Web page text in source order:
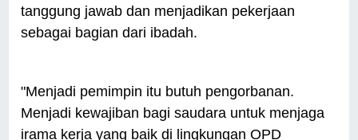
tanggung jawab dan menjadikan pekerjaan
sebagai bagian dari ibadah.
"Menjadi pemimpin itu butuh pengorbanan.
Menjadi kewajiban bagi saudara untuk menjaga
irama kerja yang baik di lingkungan OPD